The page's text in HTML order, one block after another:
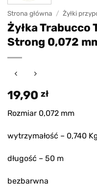
Strona główna / Żyłki
Żyłka Trabucco
Strong 0,072
19,90 zł
Rozmiar 0,072 mm
wytrzymałość – 0,740
długość – 50 m
bezbarwna